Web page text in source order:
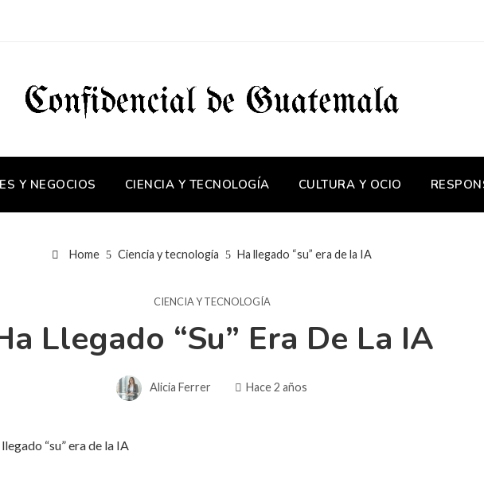
Y NEGOCIOS CIENCIA Y TECNOLOGÍA CULTURA Y OCIO
Home Ciencia y tecnología Ha llegado “su” era de la IA
CIENCIA Y TECNOLOGÍA
Llegado “su” Era De La IA
Alicia Ferrer Hace 2 años